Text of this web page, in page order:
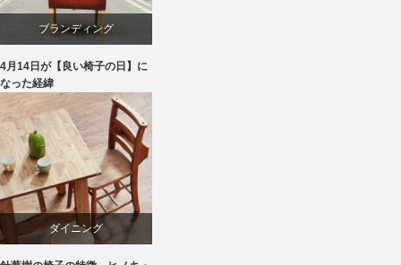
ブランディング
マーケティング
家具
旭川
椅子
4月14日が【良い椅子の日】に
なった経緯
ダイニング